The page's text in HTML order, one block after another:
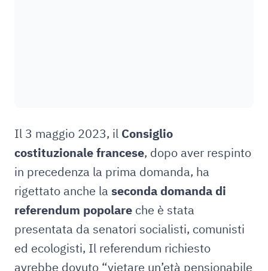
Il 3 maggio 2023, il Consiglio
costituzionale francese, dopo aver respinto
in precedenza la prima domanda, ha
rigettato anche la seconda domanda di
referendum popolare che è stata
presentata da senatori socialisti, comunisti
ed ecologisti, Il referendum richiesto
avrebbe dovuto “vietare un’età pensionabile